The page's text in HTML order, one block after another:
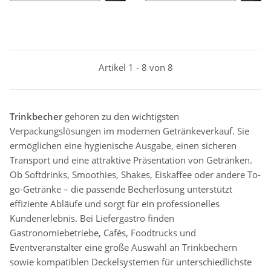
Artikel 1 - 8 von 8
Trinkbechergehören zu den wichtigsten
Verpackungslösungen im modernen Getränkeverkauf. Sie
ermöglichen eine hygienische Ausgabe, einen sicheren
Transport und eine attraktive Präsentation von Getränken.
Ob Softdrinks, Smoothies, Shakes, Eiskaffee oder andere To-
go-Getränke – die passende Becherlösung unterstützt
effiziente Abläufe und sorgt für ein professionelles
Kundenerlebnis. Bei Liefergastro finden
Gastronomiebetriebe, Cafés, Foodtrucks und
Eventveranstalter eine große Auswahl an Trinkbechern
sowie kompatiblen Deckelsystemen für unterschiedlichste